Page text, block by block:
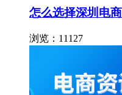
怎么选择深圳电
浏览：11127